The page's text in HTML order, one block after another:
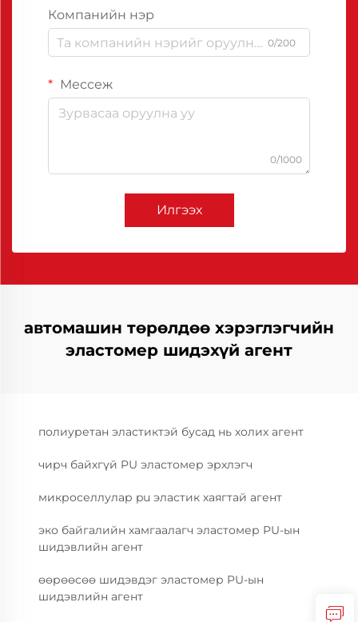
Компанийн нэр
0/200
Мессеж
0/1000
Илгээх
автомашин төрөлдөө хэрэглэгчийн
эластомер шидэхүй агент
полиуретан эластиктэй бусад нь холих агент
чирч байхгүй PU эластомер эрхлэгч
микроселлулар pu эластик хаягтай агент
эко байгалийн хамгаалагч эластомер PU-ын
шидэвлийн агент
өөрөөсөө шидэвдэг эластомер PU-ын
шидэвлийн агент